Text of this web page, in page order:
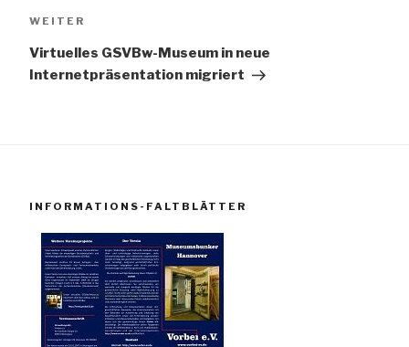
Nächster
WEITER
Virtuelles GSVBw-Museum in neue
Internetpräsentation migriert
INFORMATIONS-FALTBLÄTTER